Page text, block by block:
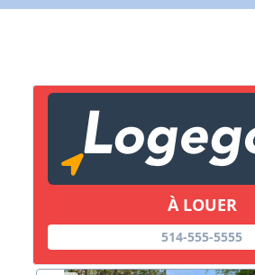
À LOUER
514-555-5555
Lien vers inscription (sera
Copier lien
X